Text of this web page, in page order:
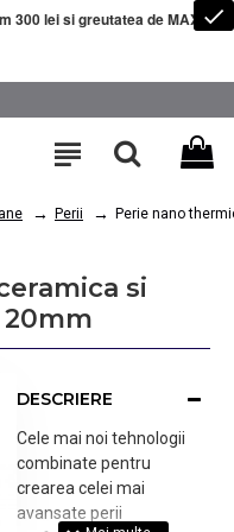
300 lei si greutatea de MAXIM 5
Perii Perie nano
si
20mm
DESCRIERE
Cele mai noi tehnologii
combinate pentru
crearea celei mai
avansate perii